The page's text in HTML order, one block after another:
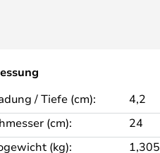
/ Tiefe (cm):
4,2
(cm):
24
(kg):
1,305